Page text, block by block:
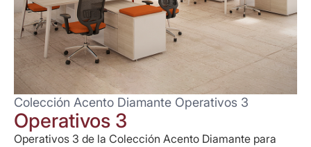
Colección Acento Diamante Operativos 3
Operativos 3
Operativos 3 de la Colección Acento Diamante para